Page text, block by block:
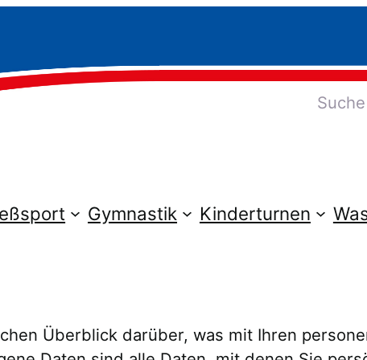
Suchen
Gymnastik Kinderturnen
Überblick darüber, was mit Ihren